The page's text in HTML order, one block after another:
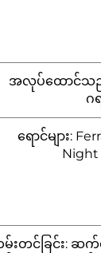
အလုပ်ထောင်သည့်
ဂ
ရောင်များ:
Night
တင်ခြင်း: ဆက်